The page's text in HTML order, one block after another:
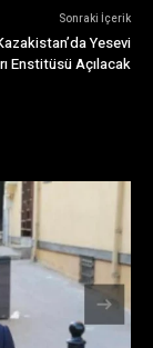
Sonraki İçerik
Yesevi
Enstitüsü Açılacak